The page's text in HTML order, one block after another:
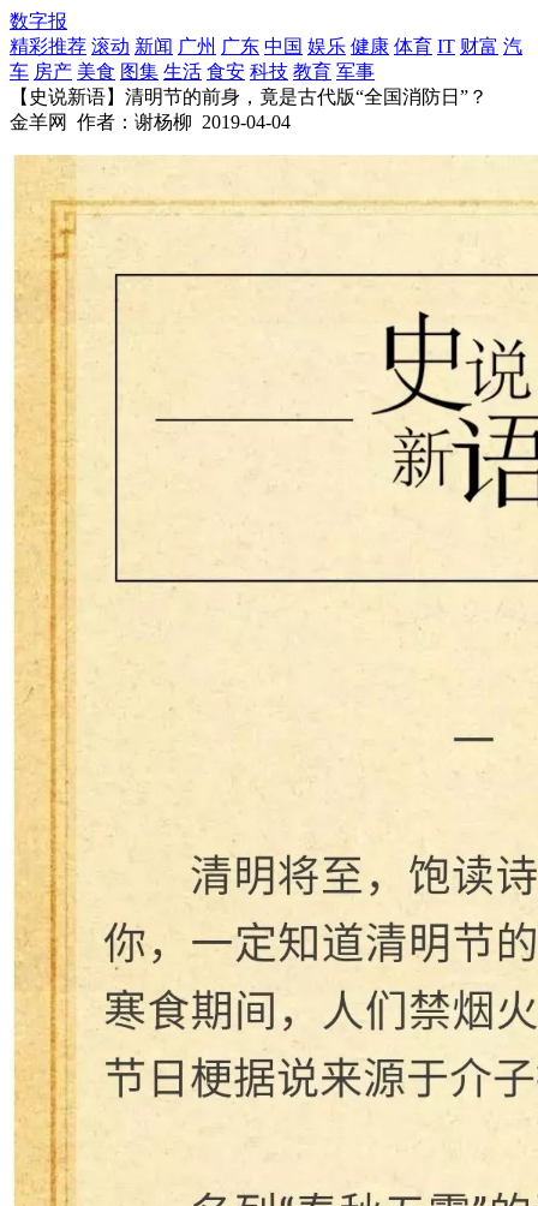
数字报
精彩推荐 滚动 新闻 广州 广东 中国 娱乐 健康 体育 IT 财富 汽
车 房产 美食 图集 生活 食安 科技 教育 军事
【史说新语】清明节的前身，竟是古代版“全国消防日”？
金羊网
作者：谢杨柳 2019-04-04